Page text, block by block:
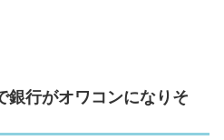
銀行がオワコンになりそ